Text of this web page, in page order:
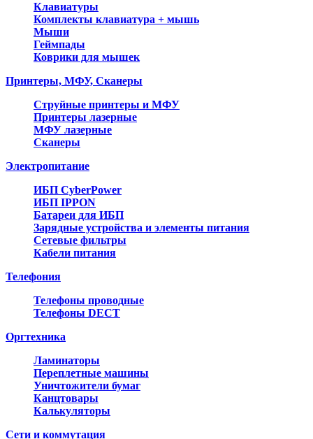
Клавиатуры
Комплекты клавиатура + мышь
Мыши
Геймпады
Коврики для мышек
Принтеры, МФУ, Сканеры
Струйные принтеры и МФУ
Принтеры лазерные
МФУ лазерные
Сканеры
Электропитание
ИБП CyberPower
ИБП IPPON
Батареи для ИБП
Зарядные устройства и элементы питания
Сетевые фильтры
Кабели питания
Телефония
Телефоны проводные
Телефоны DECT
Оргтехника
Ламинаторы
Переплетные машины
Уничтожители бумаг
Канцтовары
Калькуляторы
Сети и коммутация